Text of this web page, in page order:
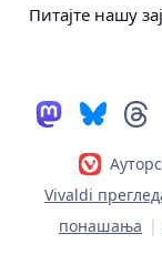
Питајте нашу
Vivaldi
понашања |